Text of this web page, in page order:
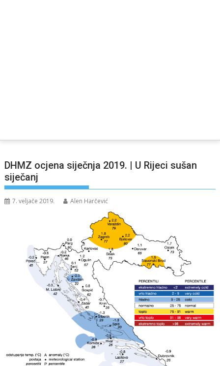
DHMZ ocjena siječnja 2019. | U Rijeci sušan
siječanj
7. veljače 2019. Alen Harčević